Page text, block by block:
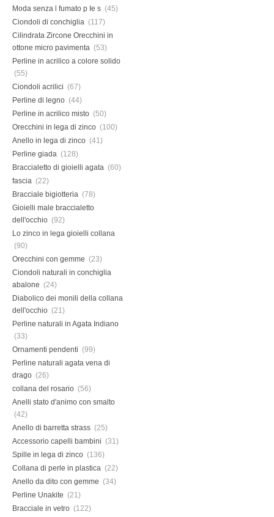
Moda senza l fumato p Ie s (45)
Ciondoli di conchiglia (117)
Cilindrata Zircone Orecchini in
ottone micro pavimenta (53)
Perline in acrilico a colore solido
(55)
Ciondoli acrilici (67)
Perline di legno (44)
Perline in acrilico misto (50)
Orecchini in lega di zinco (100)
Anello in lega di zinco (41)
Perline giada (128)
Braccialetto di gioielli agata (60)
fascia (22)
Bracciale bigiotteria (78)
Gioielli male braccialetto
dell'occhio (92)
Lo zinco in lega gioielli collana
(90)
Orecchini con gemme (23)
Ciondoli naturali in conchiglia
abalone (24)
Diabolico dei monili della collana
dell'occhio (21)
Perline naturali in Agata Indiano
(33)
Ornamenti pendenti (99)
Perline naturali agata vena di
drago (26)
collana del rosario (56)
Anelli stato d'animo con smalto
(42)
Anello di barretta strass (25)
Accessorio capelli bambini (31)
Spille in lega di zinco (136)
Collana di perle in plastica (22)
Anello da dito con gemme (34)
Perline Unakite (21)
Bracciale in vetro (122)